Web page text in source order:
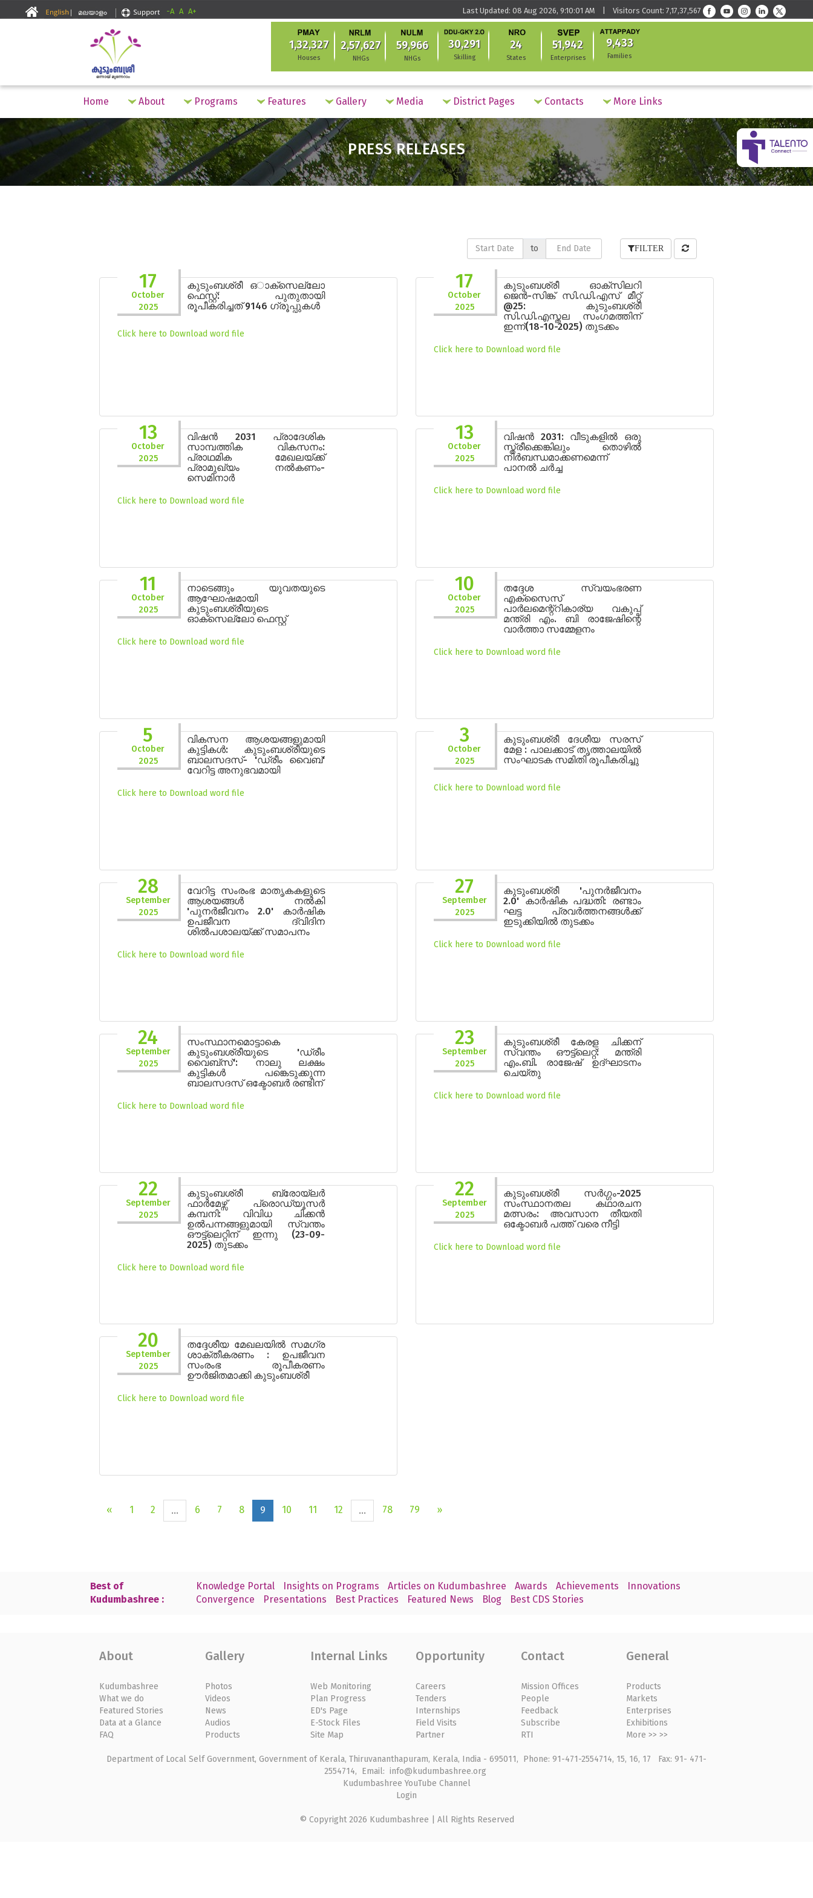
-A A A+ Last Updated: 08 Aug 2026, 9:10:01 AM | Visitors Count: 7,17,37,567
1,32,327
Houses
2,57,627
NHGs
59,966
NHGs
30,291
Skilling
24
States
51,942
Enterprises
9,433
Families
Home About Programs Features Gallery Media District Pages Contacts More Links
PRESS RELEASES
FILTER
to
17
October
2025
കുടുംബശ്രീ ഒാക്സെല്ലോ
ഫെസ്റ്റ്: പുതുതായി
രൂപീകരിച്ചത് 9146 ഗ്രൂപ്പുകൾ
Click here to Download word file
17
October
2025
കുടുംബശ്രീ ഓക്സിലറി
ജെൻ-സിങ്ക് സി.ഡി.എസ് മീറ്റ്
@25: കുടുംബശ്രീ
സി.ഡി.എസ്തല സംഗമത്തിന്
ഇന്ന്(18-10-2025) തുടക്കം
Click here to Download word file
13
October
2025
വിഷൻ 2031 പ്രാദേശിക
സാമ്പത്തിക വികസനം:
പ്രാഥമിക മേഖലയ്ക്ക്
പ്രാമുഖ്യം നൽകണം-
സെമിനാർ
Click here to Download word file
13
October
2025
വിഷൻ 2031: വീടുകളിൽ ഒരു
സ്ത്രീക്കെങ്കിലും തൊഴിൽ
നിർബന്ധമാക്കണമെന്ന്
പാനൽ ചർച്ച
Click here to Download word file
11
October
2025
നാടെങ്ങും യുവതയുടെ
ആഘോഷമായി
കുടുംബശ്രീയുടെ
ഓക്സെല്ലോ ഫെസ്റ്റ്
Click here to Download word file
10
October
2025
തദ്ദേശ സ്വയംഭരണ
എക്സൈസ്
പാർലമെന്റ്റികാര്യ വകുപ്പ്
മന്ത്രി എം. ബി രാജേഷിന്റെ
വാർത്താ സമ്മേളനം
Click here to Download word file
5
October
2025
വികസന ആശയങ്ങളുമായി
കുട്ടികൾ: കുടുംബശ്രീയുടെ
ബാലസദസ്- 'ഡ്രീം വൈബ്'
വേറിട്ട അനുഭവമായി
Click here to Download word file
3
October
2025
കുടുംബശ്രീ ദേശീയ സരസ്
മേള : പാലക്കാട് തൃത്താലയിൽ
സംഘാടക സമിതി രൂപീകരിച്ചു
Click here to Download word file
28
September
2025
വേറിട്ട സംരംഭ മാതൃകകളുടെ
ആശയങ്ങൾ നൽകി
'പുനർജീവനം 2.0' കാർഷിക
ഉപജീവന ദ്വിദിന
ശിൽപശാലയ്ക്ക് സമാപനം
Click here to Download word file
27
September
2025
കുടുംബശ്രീ 'പുനർജീവനം
2.0' കാർഷിക പദ്ധതി: രണ്ടാം
ഘട്ട പ്രവർത്തനങ്ങൾക്ക്
ഇടുക്കിയിൽ തുടക്കം
Click here to Download word file
24
September
2025
സംസ്ഥാനമൊട്ടാകെ
കുടുംബശ്രീയുടെ 'ഡ്രീം
വൈബ്സ്': നാലു ലക്ഷം
കുട്ടികൾ പങ്കെടുക്കുന്ന
ബാലസദസ് ഒക്ടോബർ രണ്ടിന്
Click here to Download word file
23
September
2025
കുടുംബശ്രീ കേരള ചിക്കന്
സ്വന്തം ഔട്ട്ലെറ്റ്: മന്ത്രി
എം.ബി. രാജേഷ് ഉദ്ഘാടനം
ചെയ്തു
Click here to Download word file
22
September
2025
കുടുംബശ്രീ ബ്രോയ്ലർ
ഫാർമേഴ്സ് പ്രൊഡ്യൂസർ
കമ്പനി: വിവിധ ചിക്കൻ
ഉൽപന്നങ്ങളുമായി സ്വന്തം
ഔട്ട്ലെറ്റിന് ഇന്നു (23-09-
2025) തുടക്കം
Click here to Download word file
22
September
2025
കുടുംബശ്രീ സർഗ്ഗം-2025
സംസ്ഥാനതല കഥാരചന
മത്സരം: അവസാന തീയതി
ഒക്ടോബർ പത്ത് വരെ നീട്ടി
Click here to Download word file
20
September
2025
തദ്ദേശീയ മേഖലയിൽ സമഗ്ര
ശാക്തീകരണം : ഉപജീവന
സംരംഭ രൂപീകരണം
ഊർജിതമാക്കി കുടുംബശ്രീ
Click here to Download word file
« 1 2 ... 6 7 8 9 10 11 12 ... 78 79 »
Best of
Kudumbashree :
Knowledge Portal Insights on Programs Articles on Kudumbashree Awards Achievements
Innovations
Convergence
Presentations Best Practices Featured News Blog Best CDS Stories
About
Kudumbashree
What we do
Featured Stories
Data at a Glance
FAQ
Gallery
Photos
Videos
News
Audios
Products
Internal Links
Web Monitoring
Plan Progress
ED's Page
E-Stock Files
Site Map
Opportunity
Careers
Tenders
Internships
Field Visits
Partner
Contact
Mission Offices
People
Feedback
Subscribe
RTI
General
Products
Markets
Enterprises
Exhibitions
More >> >>
Department of Local Self Government, Government of Kerala, Thiruvananthapuram, Kerala, India - 695011, Phone: 91-471-2554714, 15, 16, 17 Fax: 91- 471-
2554714, Email: info@kudumbashree.org
Kudumbashree YouTube Channel
Login
© Copyright 2026 Kudumbashree | All Rights Reserved